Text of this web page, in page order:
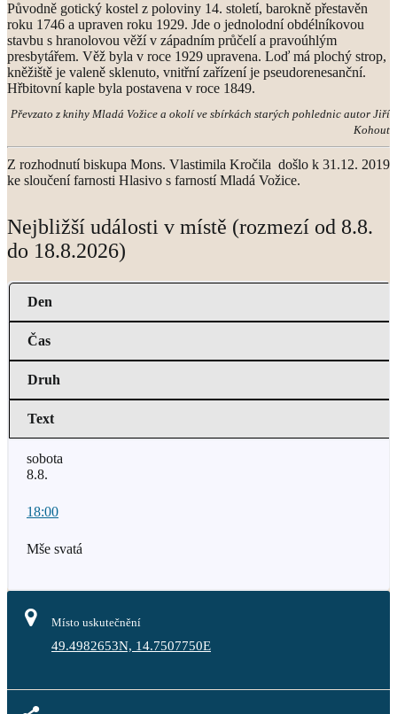
Původně gotický kostel z poloviny 14. století, barokně přestavěn
roku 1746 a upraven roku 1929. Jde o jednolodní obdélníkovou
stavbu s hranolovou věží v západním průčelí a pravoúhlým
presbytářem. Věž byla v roce 1929 upravena. Loď má plochý strop,
kněžiště je valeně sklenuto, vnitřní zařízení je pseudorenesanční.
Hřbitovní kaple byla postavena v roce 1849.
Převzato z knihy Mladá Vožice a okolí ve sbírkách starých pohlednic autor Jiří
Kohout
Z rozhodnutí biskupa Mons. Vlastimila Kročila došlo k 31.12. 2019
ke sloučení farnosti Hlasivo s farností Mladá Vožice.
Nejbližší události v místě (rozmezí od 8.8.
do 18.8.2026)
Den
Čas
Druh
Text
sobota
8.8.
18:00
Mše svatá
Místo uskutečnění
49.4982653N, 14.7507750E